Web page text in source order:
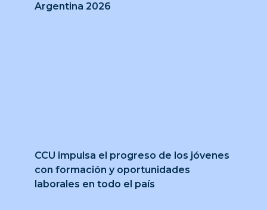
Argentina 2026
CCU impulsa el progreso de los jóvenes
con formación y oportunidades
laborales en todo el país